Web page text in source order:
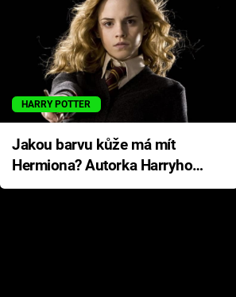
HARRY POTTER
Jakou barvu kůže má mít
Hermiona? Autorka Harryho
Pottera přišla s ráznou